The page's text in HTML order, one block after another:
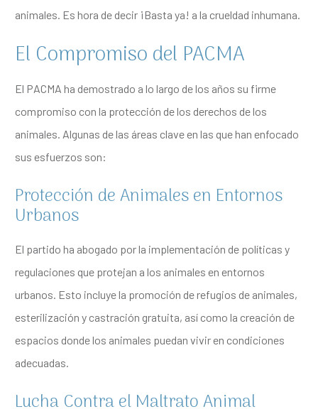
animales. Es hora de decir ¡Basta ya! a la crueldad inhumana.
El Compromiso del PACMA
El PACMA ha demostrado a lo largo de los años su firme
compromiso con la protección de los derechos de los
animales. Algunas de las áreas clave en las que han enfocado
sus esfuerzos son:
Protección de Animales en Entornos
Urbanos
El partido ha abogado por la implementación de políticas y
regulaciones que protejan a los animales en entornos
urbanos. Esto incluye la promoción de refugios de animales,
esterilización y castración gratuita, así como la creación de
espacios donde los animales puedan vivir en condiciones
adecuadas.
Lucha Contra el Maltrato Animal